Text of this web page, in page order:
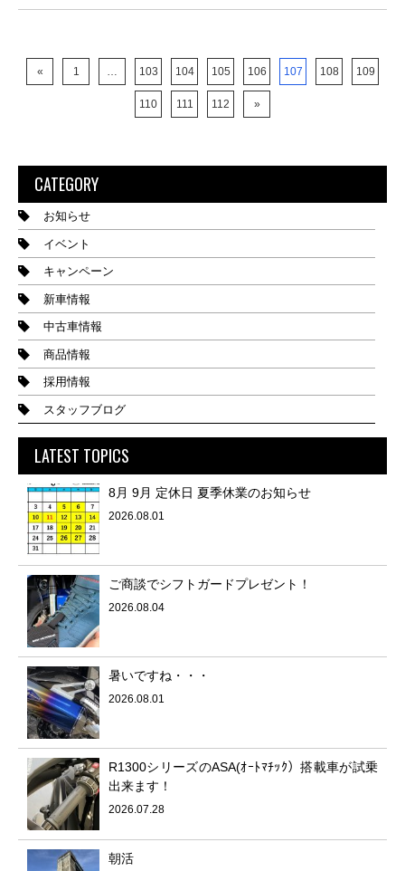
« 1 … 103 104 105 106 107 108 109
110 111 112 »
CATEGORY
お知らせ
イベント
キャンペーン
新車情報
中古車情報
商品情報
採用情報
スタッフブログ
LATEST TOPICS
8月 9月 定休日 夏季休業のお知らせ
2026.08.01
ご商談でシフトガードプレゼント！
2026.08.04
暑いですね・・・
2026.08.01
R1300シリーズのASA(ｵｰﾄﾏﾁｯｸ）搭載車が試乗
出来ます！
2026.07.28
朝活